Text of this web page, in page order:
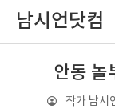
남시언닷컴
안동 놀
작가 남시